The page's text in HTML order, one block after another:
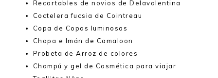
Recortables de novios de Delavalentina
Coctelera fucsia de Cointreau
Copa de Copas luminosas
Chapa e Imán de Camaloon
Probeta de Arroz de colores
Champú y gel de Cosmética para viajar